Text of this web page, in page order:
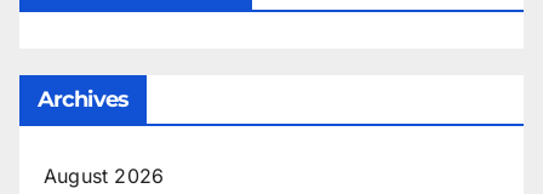
Archives
August 2026